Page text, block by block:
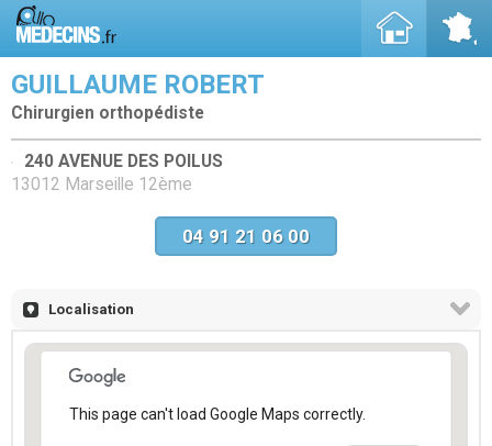
GUILLAUME ROBERT
Chirurgien orthopédiste
240 AVENUE DES POILUS
13012 Marseille 12ème
04 91 21 06 00
Localisation
This page can't load Google Maps correctly.